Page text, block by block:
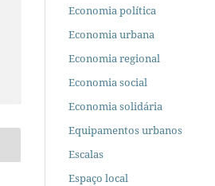
Economia política
Economia urbana
Economia regional
Economia social
Economia solidária
Equipamentos urbanos
Escalas
Espaço local